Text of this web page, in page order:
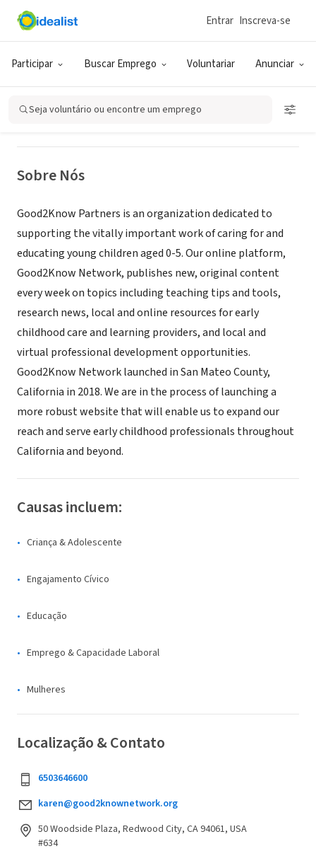
Participar Buscar Emprego Voluntariar Anunciar
Entrar Inscreva-se
Seja voluntário ou encontre um emprego
ONG (SETOR SOCIAL)
Good2Know Partners
Sobre Nós
Good2Know Partners is an organization dedicated to
supporting the vitally important work of caring for and
educating young children aged 0-5. Our online platform,
Good2Know Network, publishes new, original content
every week on topics including teaching tips and tools,
research news, local and online resources for early
childhood care and learning providers, and local and
virtual professional development opportunities.
Good2Know Network launched in San Mateo County,
California in 2018. We are in the process of launching a
more robust website that will enable us to expand our
reach and serve early childhood professionals throughout
California and beyond.
Causas incluem:
Criança & Adolescente
Engajamento Cívico
Educação
Emprego & Capacidade Laboral
Mulheres
Localização & Contato
6503646600
karen@good2knownetwork.org
50 Woodside Plaza, Redwood City, CA 94061, USA
#634